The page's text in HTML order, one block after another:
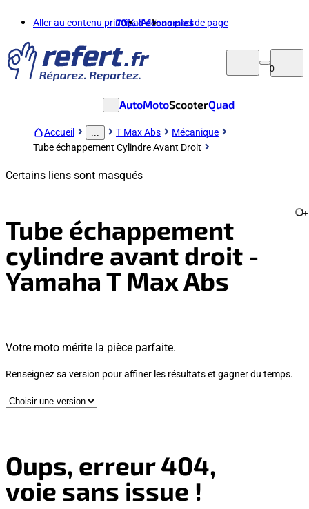
Aller au contenu principalAller au pied de page
70%d'économies
0
AutoMotoScooterQuad
Accueil T Max Abs
Mécanique
Tube échappement Cylindre Avant Droit
Certains liens sont masqués
Tube échappement
cylindre avant droit -
Yamaha T Max Abs
+
Votre moto mérite la pièce parfaite.
Renseignez sa version pour affiner les résultats et gagner du temps.
Oups, erreur 404,
voie sans issue !